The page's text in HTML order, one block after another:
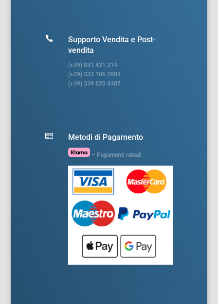

Supporto Vendita e Post-
vendita
(+39) 031 421 214
(+39) 333 106 2603
(+39) 339 820 4307
 Metodi di Pagamento
– Pagamenti rateali